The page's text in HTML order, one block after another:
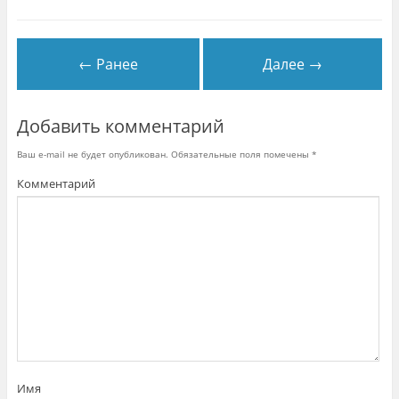
← Ранее Далее →
Добавить комментарий
Ваш e-mail не будет опубликован. Обязательные поля помечены *
Комментарий
Имя